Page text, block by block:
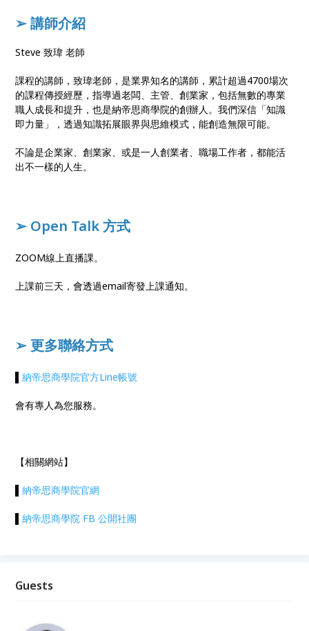
➢ 講師介紹
Steve 致瑋 老師
課程的講師，致瑋老師，是業界知名的講師，累計超過4700場次
的課程傳授經歷，指導過老闆、主管、創業家，包括無數的專業
職人成長和提升，也是納帝思商學院的創辦人。我們深信「知識
即力量」，透過知識拓展眼界與思維模式，能創造無限可能。
不論是企業家、創業家、或是一人創業者、職場工作者，都能活
出不一樣的人生。
➢ Open Talk 方式
ZOOM線上直播課。
上課前三天，會透過email寄發上課通知。
➢ 更多聯絡方式
▌納帝思商學院官方Line帳號
會有專人為您服務。
【相關網站】
▌納帝思商學院官網
▌納帝思商學院 FB 公開社團
Guests